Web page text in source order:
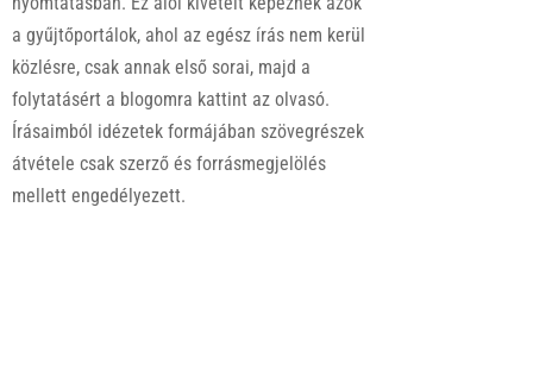
a gyűjtőportálok, ahol az egész írás nem kerül
közlésre, csak annak első sorai, majd a
folytatásért a blogomra kattint az olvasó.
Írásaimból idézetek formájában szövegrészek
átvétele csak szerző és forrásmegjelölés
mellett engedélyezett.